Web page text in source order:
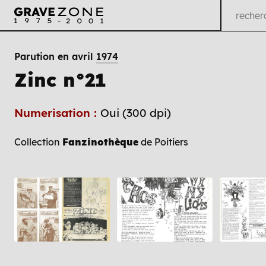
Parution en avril 1974
Zinc n°21
Numerisation : Oui (300 dpi)
Collection Fanzinothèque de Poitiers